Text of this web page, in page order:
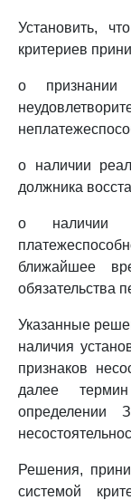
Установить,
критериев
о признании
о наличии
должника
о наличии
ближайшее
обязательства
Указанные
наличия
признаков
далее
определении
Решения,
системой